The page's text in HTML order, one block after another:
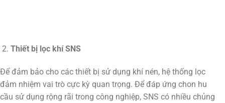
Thiết bị lọc khí SNS
Để đảm bảo cho các thiết bị sử dụng khí nén, hệ thống lọc
đảm nhiệm vai trò cực kỳ quan trọng. Để đáp ứng chon hu
cầu sử dụng rộng rãi trong công nghiệp, SNS có nhiều chủng